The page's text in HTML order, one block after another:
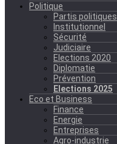
Politique
Partis politiques
Institutionnel
Sécurité
Judiciaire
Elections 2020
Diplomatie
Prévention
Elections 2025
Eco et Business
Finance
Energie
Entreprises
Agro-industrie